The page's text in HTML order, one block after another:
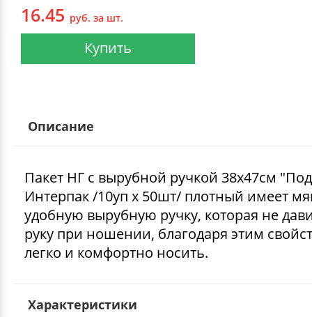
16.45 руб. за шт.
Купить
Описание
Пакет НГ с вырубной ручкой 38х47см
Интерпак /10уп х 50шт/ плотный имеет
удобную вырубную ручку, которая не
руку при ношении, благодаря этим
легко и комфортно носить.
Характеристики